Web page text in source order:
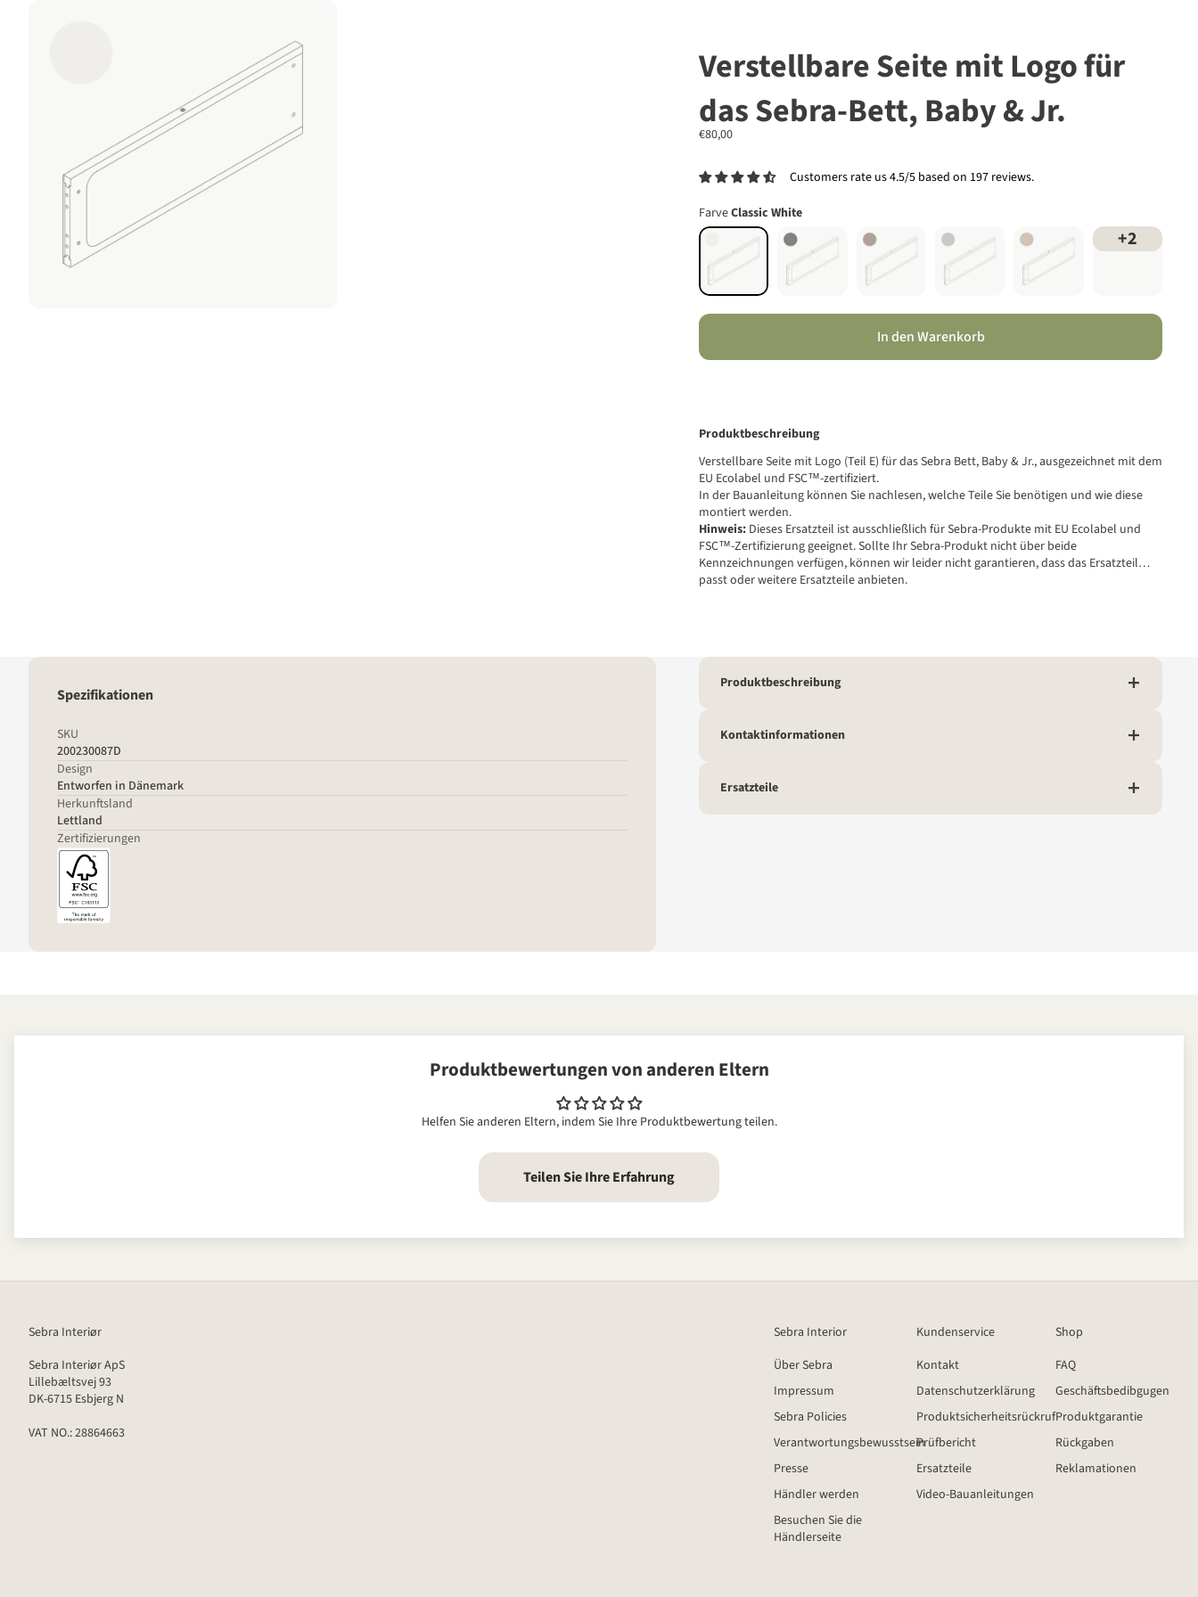
Verstellbare Seite mit Logo für
das Sebra-Bett, Baby & Jr.
Angebot
€80,00
Customers rate us 4.5/5 based on 197 reviews.
FarveClassic White
+2
In den Warenkorb
Produktbeschreibung
Verstellbare Seite mit Logo (Teil E) für das Sebra Bett, Baby & Jr., ausgezeichnet mit dem
EU Ecolabel und FSC™-zertifiziert.
In der Bauanleitung können Sie nachlesen, welche Teile Sie benötigen und wie diese
montiert werden.
Hinweis: Dieses Ersatzteil ist ausschließlich für Sebra-Produkte mit EU Ecolabel und
FSC™-Zertifizierung geeignet. Sollte Ihr Sebra-Produkt nicht über beide
Kennzeichnungen verfügen, können wir leider nicht garantieren, dass das Ersatzteil
passt oder weitere Ersatzteile anbieten.
Spezifikationen
SKU
200230087D
Design
Entworfen in Dänemark
Herkunftsland
Lettland
Zertifizierungen
Produktbeschreibung
Kontaktinformationen
Ersatzteile
Produktbewertungen von anderen Eltern
Helfen Sie anderen Eltern, indem Sie Ihre Produktbewertung teilen.
Teilen Sie Ihre Erfahrung
Sebra Interiør
Sebra Interiør ApS
Lillebæltsvej 93
DK-6715 Esbjerg N
VAT NO.: 28864663
Sebra Interior
Über Sebra
Impressum
Sebra Policies
Verantwortungsbewusstsein
Presse
Händler werden
Besuchen Sie die
Händlerseite
Kundenservice
Kontakt
Datenschutzerklärung
Produktsicherheitsrückruf
Prüfbericht
Ersatzteile
Video-Bauanleitungen
Shop
FAQ
Geschäftsbedibgugen
Produktgarantie
Rückgaben
Reklamationen